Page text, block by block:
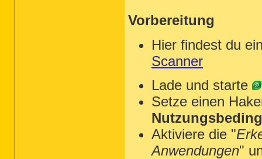
Vorbereitung
Hier findest du
Scanner
Lade und starte
Setze einen
Aktiviere die "
Anwendungen"